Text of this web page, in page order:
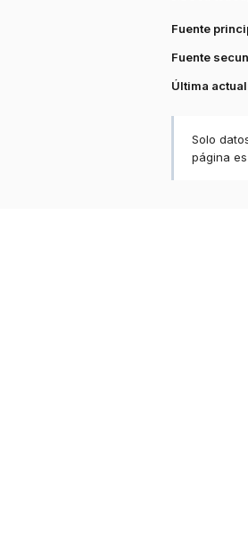
Fuente
Fuente
Última
Solo
página